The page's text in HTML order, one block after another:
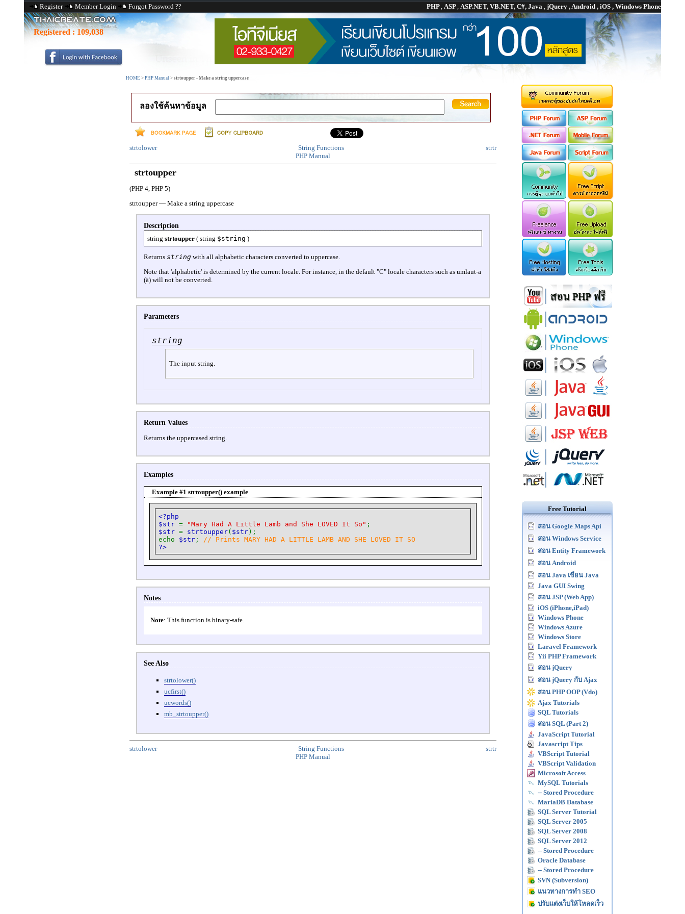
Register Member Login Forgot Password ?? PHP, ASP, ASP.NET, VB.NET, C#, Java , jQuery , Android , iOS , Windows Phone
Registered : 109,038
HOME > PHP Manual > strtoupper - Make a string uppercase
ลองใช้ค้นหาข้อมูล
strtolower strtr
String Functions
PHP Manual
strtoupper
(PHP 4, PHP 5)
strtoupper— Make a string uppercase
Description
string strtoupper ( string $string )
Returns stringwith all alphabetic characters converted to uppercase.
Note that 'alphabetic' is determined by the current locale. For instance, in the default "C" locale characters such as umlaut-a
(ä) will not be converted.
Parameters
string
The input string.
Return Values
Returns the uppercased string.
Examples
Example #1strtoupper() example
<?php
$str = "Mary Had A Little Lamb and She LOVED It So" ;
$str = strtoupper( $str);
echo $str ;
// Prints MARY HAD A LITTLE LAMB AND SHE LOVED IT SO
?>
Notes
Note: This function is binary-safe.
See Also
strtolower()
ucfirst()
ucwords()
mb_strtoupper()
strtolower strtr
String Functions
PHP Manual
Free Tutorial
สอน Google Maps Api
สอน Windows Service
สอน Entity Framework
สอน Android
สอน Java เขียน Java
Java GUI Swing
สอน JSP (Web App)
iOS (iPhone,iPad)
Windows Phone
Windows Azure
Windows Store
Laravel Framework
Yii PHP Framework
สอน jQuery
สอน jQuery กับ Ajax
สอน PHP OOP (Vdo)
Ajax Tutorials
SQL Tutorials
สอน SQL (Part 2)
JavaScript Tutorial
Javascript Tips
VBScript Tutorial
VBScript Validation
Microsoft Access
MySQL Tutorials
-- Stored Procedure
MariaDB Database
SQL Server Tutorial
SQL Server 2005
SQL Server 2008
SQL Server 2012
-- Stored Procedure
Oracle Database
-- Stored Procedure
SVN (Subversion)
แนวทางการทำ SEO
ปรับแต่งเว็บให้โหลดเร็ว